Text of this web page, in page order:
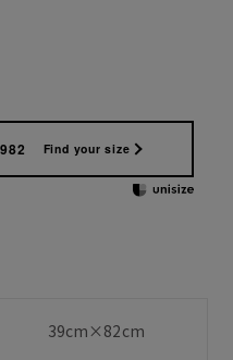
Find your size
39cm×82cm